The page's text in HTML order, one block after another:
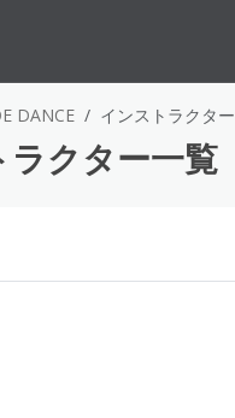
DANCE インストラクタ
ラクター一覧